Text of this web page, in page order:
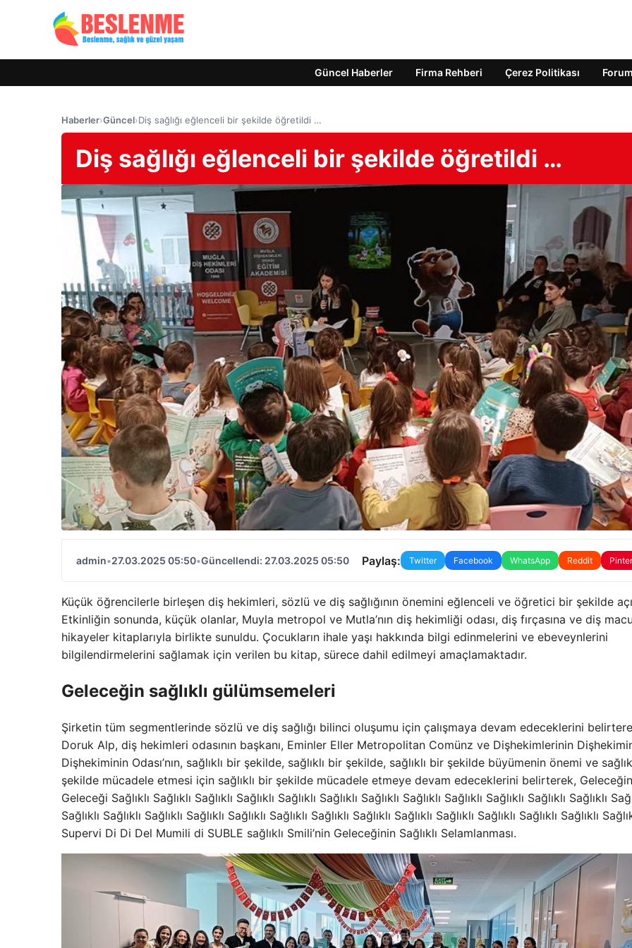
Güncel Haberler Firma Rehberi Çerez Politikası Forum
Haberler›Güncel›Diş sağlığı eğlenceli bir şekilde öğretildi …
Diş sağlığı eğlenceli bir şekilde öğretildi …
admin•27.03.2025 05:50•Güncellendi: 27.03.2025 05:50 Paylaş: Twitter Facebook WhatsApp Reddit
Küçük öğrencilerle birleşen diş hekimleri, sözlü ve diş sağlığının önemini eğlenceli ve öğretici bir şekilde
Etkinliğin sonunda, küçük olanlar, Muyla metropol ve Mutla’nın diş hekimliği odası, diş fırçasına ve diş
hikayeler kitaplarıyla birlikte sunuldu. Çocukların ihale yaşı hakkında bilgi edinmelerini ve ebeveynlerini
bilgilendirmelerini sağlamak için verilen bu kitap, sürece dahil edilmeyi amaçlamaktadır.
Geleceğin sağlıklı gülümsemeleri
Şirketin tüm segmentlerinde sözlü ve diş sağlığı bilinci oluşumu için çalışmaya devam edeceklerini
Doruk Alp, diş hekimleri odasının başkanı, Eminler Eller Metropolitan Comünz ve Dişhekimlerinin
Dişhekiminin Odası’nın, sağlıklı bir şekilde, sağlıklı bir şekilde, sağlıklı bir şekilde büyümenin önemi ve
şekilde mücadele etmesi için sağlıklı bir şekilde mücadele etmeye devam edeceklerini belirterek, Geleceğin
Geleceği Sağlıklı Sağlıklı Sağlıklı Sağlıklı Sağlıklı Sağlıklı Sağlıklı Sağlıklı Sağlıklı Sağlıklı Sağlıklı Sağlıklı
Sağlıklı Sağlıklı Sağlıklı Sağlıklı Sağlıklı Sağlıklı Sağlıklı Sağlıklı Sağlıklı Sağlıklı Sağlıklı Sağlıklı Sağlıklı
Supervi Di Di Del Mumili di SUBLE sağlıklı Smili’nin Geleceğinin Sağlıklı Selamlanması.